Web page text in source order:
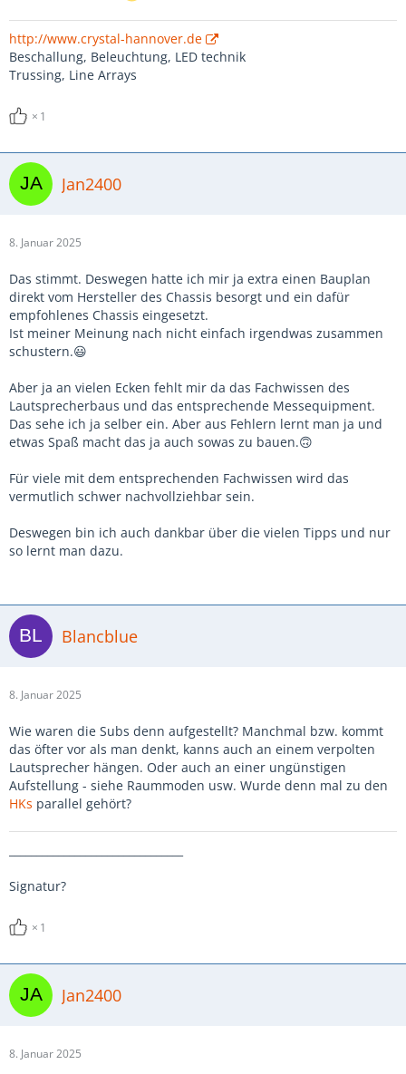
http://www.crystal-hannover.de
Beschallung, Beleuchtung, LED technik
Trussing, Line Arrays
1
Jan2400
8. Januar 2025
Das stimmt. Deswegen hatte ich mir ja extra einen Bauplan
direkt vom Hersteller des Chassis besorgt und ein dafür
empfohlenes Chassis eingesetzt.
Ist meiner Meinung nach nicht einfach irgendwas zusammen
schustern.😃
Aber ja an vielen Ecken fehlt mir da das Fachwissen des
Lautsprecherbaus und das entsprechende Messequipment.
Das sehe ich ja selber ein. Aber aus Fehlern lernt man ja und
etwas Spaß macht das ja auch sowas zu bauen.🙃
Für viele mit dem entsprechenden Fachwissen wird das
vermutlich schwer nachvollziehbar sein.
Deswegen bin ich auch dankbar über die vielen Tipps und nur
so lernt man dazu.
Blancblue
8. Januar 2025
Wie waren die Subs denn aufgestellt? Manchmal bzw. kommt
das öfter vor als man denkt, kanns auch an einem verpolten
Lautsprecher hängen. Oder auch an einer ungünstigen
Aufstellung - siehe Raummoden usw. Wurde denn mal zu den
HKs parallel gehört?
Signatur?
1
Jan2400
8. Januar 2025